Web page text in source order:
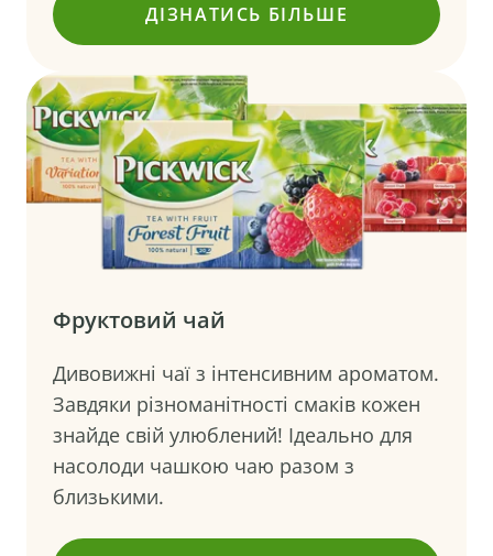
ДІЗНАТИСЬ БІЛЬШЕ
()
Фруктовий чай
Дивовижні чаї з інтенсивним ароматом.
Завдяки різноманітності смаків кожен
знайде свій улюблений! Ідеально для
насолоди чашкою чаю разом з
близькими.